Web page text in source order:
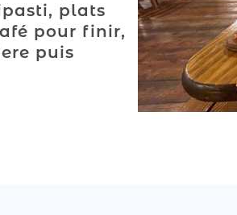
plats
pour finir,
puis